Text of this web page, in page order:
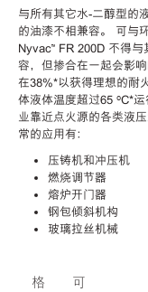
与所有其它水-二醇型的
的油漆不相兼容。 可与
Nyvac™ FR 200D 不得与
容，但掺合在一起会影
在38%*以获得理想的耐
体液体温度超过65 ºC*运
业靠近点火源的各类液
常的应用有：
压铸机和冲压机
燃烧调节器
熔炉开门器
钢包倾斜机构
玻璃拉丝机械
規格與認可